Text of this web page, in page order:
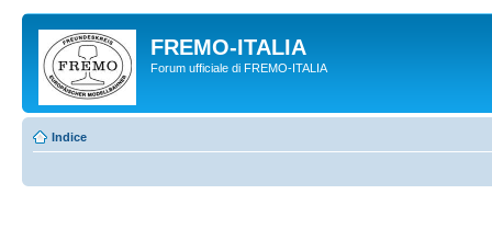
FREMO-ITALIA
Forum ufficiale di FREMO-ITALIA
Indice